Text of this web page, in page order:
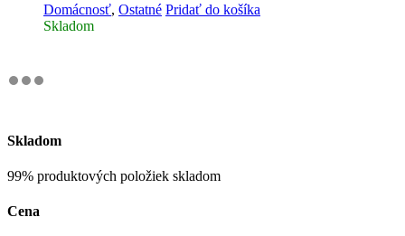
Domácnosť, Ostatné Pridať do košíka
Skladom
Skladom
99% produktových položiek skladom
Cena